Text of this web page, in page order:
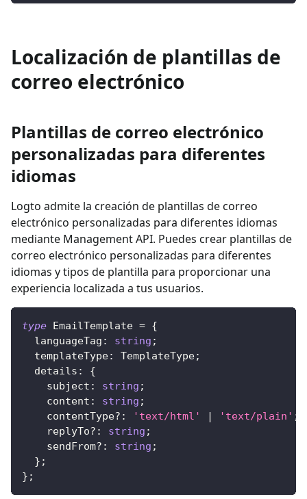
Localización de plantillas de
correo electrónico
Plantillas de correo electrónico
personalizadas para diferentes
idiomas
Logto admite la creación de plantillas de correo
electrónico personalizadas para diferentes idiomas
mediante Management API. Puedes crear plantillas de
correo electrónico personalizadas para diferentes
idiomas y tipos de plantilla para proporcionar una
experiencia localizada a tus usuarios.
type EmailTemplate = {
  languageTag
: string ;
  templateType
: TemplateType;
  details
:
{
    subject
: string ;
    content
: string ;
    contentType
? : 'text/html' | 'text/plain' ;
    replyTo
? : string ;
    sendFrom
? : string ;
} ;
} ;